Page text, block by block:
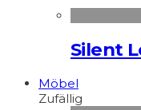
Silent
Möbel
Zufällig